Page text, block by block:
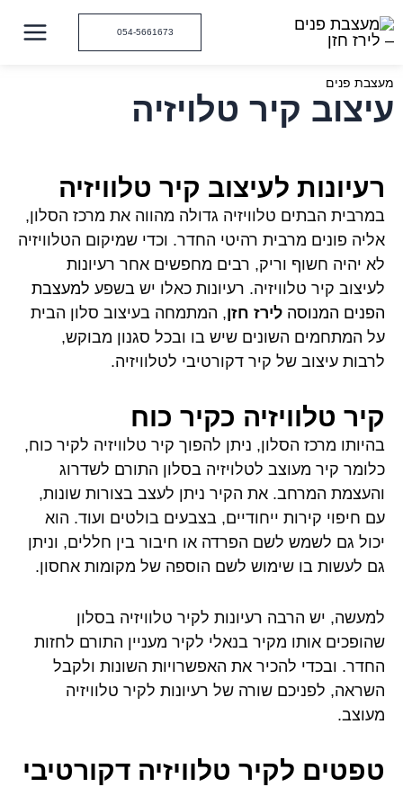
לתוכן
054-5661673
מעצבת פנים
עיצוב קיר טלויזיה
רעיונות לעיצוב קיר טלוויזיה
במרבית הבתים טלוויזיה גדולה מהווה את מרכז הסלון,
אליה פונים מרבית רהיטי החדר. וכדי שמיקום הטלוויזיה
לא יהיה חשוף וריק, רבים מחפשים אחר רעיונות
לעיצוב קיר טלוויזיה. רעיונות כאלו יש בשפע למעצבת
הפנים המנוסה לירז חזן, המתמחה בעיצוב סלון הבית
על המתחמים השונים שיש בו ובכל סגנון מבוקש,
לרבות עיצוב של קיר דקורטיבי לטלוויזיה.
קיר טלוויזיה כקיר כוח
בהיותו מרכז הסלון, ניתן להפוך קיר טלוויזיה לקיר כוח,
כלומר קיר מעוצב לטלויזיה בסלון התורם לשדרוג
והעצמת המרחב. את הקיר ניתן לעצב בצורות שונות,
עם חיפוי קירות ייחודיים, בצבעים בולטים ועוד. הוא
יכול גם לשמש לשם הפרדה או חיבור בין חללים, וניתן
גם לעשות בו שימוש לשם הוספה של מקומות אחסון.
למעשה, יש הרבה רעיונות לקיר טלוויזיה בסלון
שהופכים אותו מקיר בנאלי לקיר מעניין התורם לחזות
החדר. ובכדי להכיר את האפשרויות השונות ולקבל
השראה, לפניכם שורה של רעיונות לקיר טלוויזיה
מעוצב.
טפטים לקיר טלוויזיה דקורטיבי